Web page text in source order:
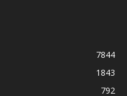
7844
1843
792